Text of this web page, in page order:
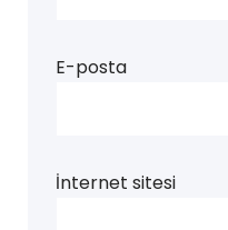
E-posta
İnternet sitesi